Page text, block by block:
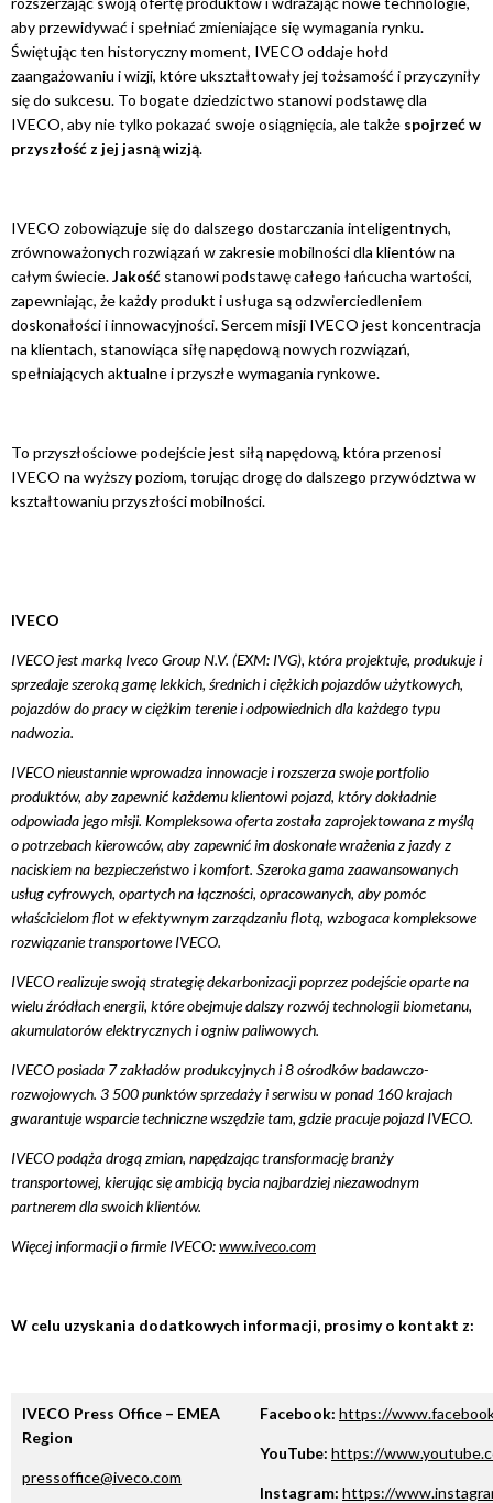
aby przewidywać i spełniać zmieniające się wymagania rynku.
Świętując ten historyczny moment, IVECO oddaje hołd
zaangażowaniu i wizji, które ukształtowały jej tożsamość i przyczyniły
się do sukcesu. To bogate dziedzictwo stanowi podstawę dla
IVECO, aby nie tylko pokazać swoje osiągnięcia, ale także spojrzeć w
przyszłość z jej jasną wizją.
IVECO zobowiązuje się do dalszego dostarczania inteligentnych,
zrównoważonych rozwiązań w zakresie mobilności dla klientów na
całym świecie.Jakość stanowi podstawę całego łańcucha wartości,
zapewniając, że każdy produkt i usługa są odzwierciedleniem
doskonałości i innowacyjności. Sercem misji IVECO jest koncentracja
na klientach, stanowiąca siłę napędową nowych rozwiązań,
spełniających aktualne i przyszłe wymagania rynkowe.
To przyszłościowe podejście jest siłą napędową, która przenosi
IVECO na wyższy poziom, torując drogę do dalszego przywództwa w
kształtowaniu przyszłości mobilności.
IVECO
IVECO jest marką Iveco Group N.V. (EXM: IVG), która projektuje, produkuje i
sprzedaje szeroką gamę lekkich, średnichi ciężkich pojazdów użytkowych,
pojazdów do pracy w ciężkim terenie i odpowiednich dla każdego typu
nadwozia.
IVECO nieustannie wprowadza innowacje i rozszerza swoje portfolio
produktów, aby zapewnić każdemu klientowi pojazd, który dokładnie
odpowiada jego misji. Kompleksowa oferta została zaprojektowana z myślą
o potrzebach kierowców, aby zapewnić im doskonałe wrażenia z jazdy z
naciskiem na bezpieczeństwo i komfort. Szeroka gama zaawansowanych
usług cyfrowych, opartych na łączności, opracowanych, aby pomóc
właścicielom flot w efektywnym zarządzaniu flotą, wzbogaca kompleksowe
rozwiązanie transportowe IVECO.
IVECO realizuje swoją strategię dekarbonizacji poprzez podejście oparte na
wielu źródłach energii, które obejmuje dalszy rozwój technologii biometanu,
akumulatorów elektrycznych i ogniw paliwowych.
IVECO posiada 7 zakładów produkcyjnych i 8 ośrodków badawczo-
rozwojowych. 3 500 punktów sprzedaży i serwisu w ponad 160 krajach
gwarantuje wsparcie techniczne wszędzie tam, gdzie pracuje pojazd IVECO.
IVECO podąża drogą zmian, napędzając transformację branży
transportowej, kierując się ambicją bycia najbardziej niezawodnym
partnerem dla swoich klientów.
Więcej informacji o firmie IVECO:www.iveco.com
W celu uzyskania dodatkowych informacji, prosimy o kontakt z:
IVECO Press Office – EMEA
Region
pressoffice@iveco.com
Facebook: https://
YouTube: https://
Instagram: https://